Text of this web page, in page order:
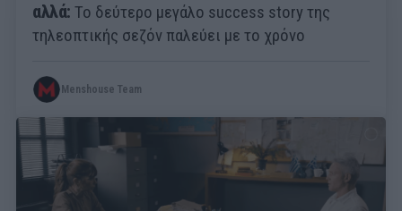
αλλά: Το δεύτερο μεγάλο success story της
τηλεοπτικής σεζόν παλεύει με το χρόνο
Menshouse Team